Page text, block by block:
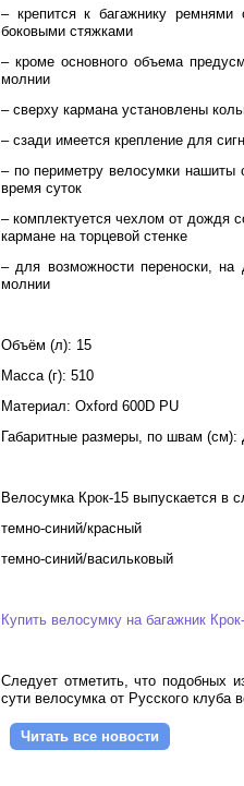
– крепится к багажнику
боковыми стяжками
– кроме основного объема
молнии
– сверху кармана установлены
– сзади имеется крепление для
– по периметру велосумки нашиты
время суток
– комплектуется чехлом от дождя
кармане на торцевой стенке
– для возможности переноски,
молнии
Объём (л): 15
Масса (г): 510
Материал: Oxford 600D PU
Габаритные размеры, по швам
Велосумка Крок-15 выпускается в
темно-синий/красный
темно-синий/васильковый
Купить велосумку на багажник
Следует отметить, что подобных
сути велосумка от Русского клуба
Читать все новости